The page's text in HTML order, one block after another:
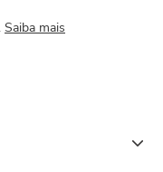
Saiba mais